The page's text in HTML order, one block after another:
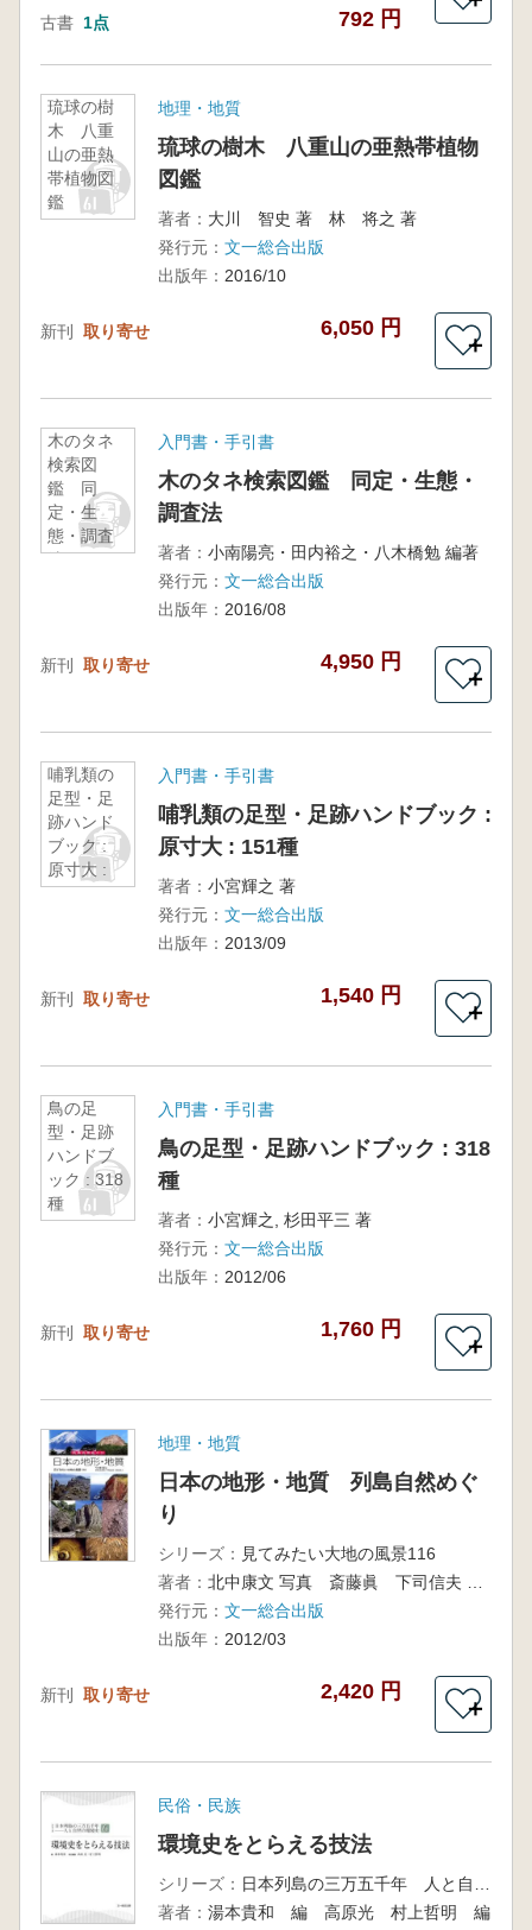
古書 1点 792 円
琉球の樹
木 八重
山の亜熱
帯植物図
鑑
地理・地質
琉球の樹木 八重山の亜熱帯植物
図鑑
著者： 大川 智史 著 林 将之 著
発行元： 文一総合出版
出版年： 2016/10
新刊 取り寄せ 6,050 円
＋
木のタネ
検索図
鑑 同
定・生
態・調査
法
入門書・手引書
木のタネ検索図鑑 同定・生態・
調査法
著者： 小南陽亮・田内裕之・八木橋勉 編著
発行元： 文一総合出版
出版年： 2016/08
新刊 取り寄せ 4,950 円
＋
哺乳類の
足型・足
跡ハンド
ブック :
原寸大 :
151種
入門書・手引書
哺乳類の足型・足跡ハンドブック :
原寸大 : 151種
著者： 小宮輝之 著
発行元： 文一総合出版
出版年： 2013/09
新刊 取り寄せ 1,540 円
＋
鳥の足
型・足跡
ハンドブ
ック : 318
種
入門書・手引書
鳥の足型・足跡ハンドブック : 318
種
著者： 小宮輝之, 杉田平三 著
発行元： 文一総合出版
出版年： 2012/06
新刊 取り寄せ 1,760 円
＋
地理・地質
日本の地形・地質 列島自然めぐ
り
シリーズ： 見てみたい大地の風景116
著者：
発行元： 文一総合出版
出版年： 2012/03
新刊 取り寄せ 2,420 円
＋
民俗・民族
環境史をとらえる技法
シリーズ：
著者： 湯本貴和 編 高原光 村上哲明 編